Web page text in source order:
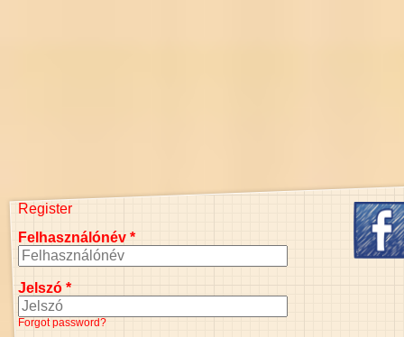
Register
Felhasználónév *
Jelszó *
Forgot password?